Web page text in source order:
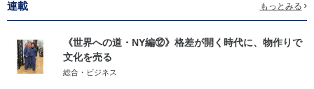
連載 もっとみる
《世界への道・NY編⑫》格差が開く時代に、物作りで
文化を売る
総合・ビジネス